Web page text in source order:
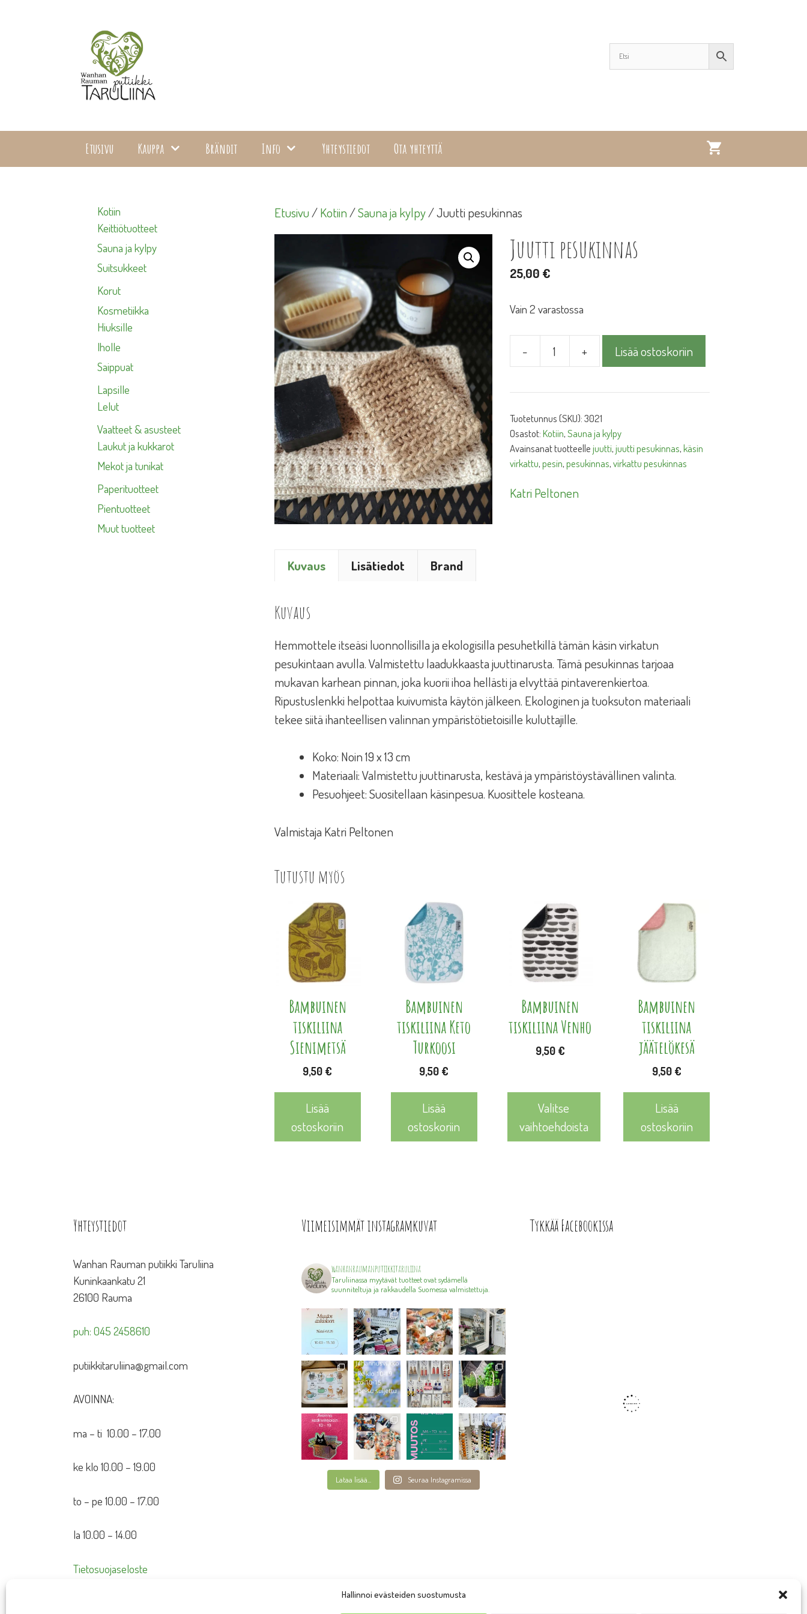
Hallinnoi evästeiden suostumusta
Etusivu Kauppa Brändit Info Yhteystiedot Ota yhteyttä
Etusivu/Kotiin/Sauna ja kylpy/ Juutti pesukinnas
Juutti pesukinnas
25,00 €
Vain 2 varastossa
-
määrä
+ Lisää ostoskoriin
Tuotetunnus (SKU):3021
Osastot:Kotiin,Sauna ja kylpy
Avainsanat tuotteellejuutti,juutti pesukinnas,käsin
virkattu,pesin,pesukinnas,virkattu pesukinnas
Katri Peltonen
Kuvaus Lisätiedot Brand
Kuvaus
Hemmottele itseäsi luonnollisilla ja ekologisilla pesuhetkillä tämän käsin virkatun
pesukintaan avulla. Valmistettu laadukkaasta juuttinarusta. Tämä pesukinnas tarjoaa
mukavan karhean pinnan, joka kuorii ihoa hellästi ja elvyttää pintaverenkiertoa.
Ripustuslenkki helpottaa kuivumista käytön jälkeen. Ekologinen ja tuoksuton materiaali
tekee siitä ihanteellisen valinnan ympäristötietoisille kuluttajille.
Koko: Noin 19 x 13 cm
Materiaali: Valmistettu juuttinarusta, kestävä ja ympäristöystävällinen valinta.
Pesuohjeet: Suositellaan käsinpesua. Kuosittele kosteana.
Valmistaja Katri Peltonen
Tutustu myös
Bambuinen
tiskiliina
Sienimetsä
9,50 €
Lisää
ostoskoriin
Bambuinen
tiskiliina Keto
Turkoosi
9,50 €
Lisää
ostoskoriin
Bambuinen
tiskiliina Venho
9,50 €
Valitse
vaihtoehdoista
tuotteella
useampi
muunnelma.
Voit
tehdä
valinnat
tuotteen
Bambuinen
tiskiliina
jäätelökesä
9,50 €
Lisää
ostoskoriin
Kotiin
Keittiötuotteet
Sauna ja kylpy
Suitsukkeet
Korut
Kosmetiikka
Hiuksille
Iholle
Saippuat
Lapsille
Lelut
Vaatteet & asusteet
Laukut ja kukkarot
Mekot ja tunikat
Paperituotteet
Pientuotteet
Muut tuotteet
Yhteystiedot
Wanhan Rauman putiikki Taruliina
Kuninkaankatu 21
26100 Rauma
puh: 045 2458610
putiikkitaruliina@gmail.com
AVOINNA:
ma – ti 10.00 – 17.00
ke klo 10.00 – 19.00
to – pe 10.00 – 17.00
la 10.00 – 14.00
Tietosuojaseloste
Viimeisimmät instagramkuvat
wanhanraumanputiikkitaruliina
Taruliinassa myytävät tuotteet ovat sydämellä
suunniteltuja ja rakkaudella Suomessa valmistettuja.
Lataa lisää... Seuraa Instagramissa
Tykkää Facebookissa